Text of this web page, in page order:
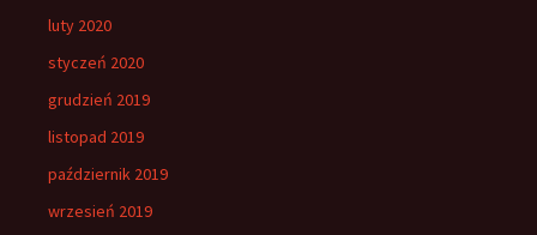
luty 2020
styczeń 2020
grudzień 2019
listopad 2019
październik 2019
wrzesień 2019